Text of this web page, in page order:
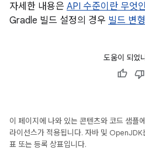
자세한 내용은 API 수준이란 무엇
Gradle 빌드 설정의 경우 빌드 변
도움이 되었
이 페이지에 나와 있는 콘텐츠와 코드 샘플
라이선스가 적용됩니다. 자바 및
표 또는 등록 상표입니다.